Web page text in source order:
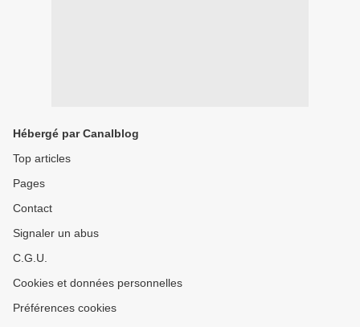
Hébergé par Canalblog
Top articles
Pages
Contact
Signaler un abus
C.G.U.
Cookies et données personnelles
Préférences cookies